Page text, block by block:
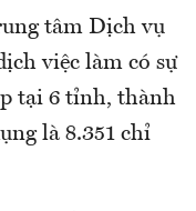
tâm Dịch vụ
việc làm có sự
tại 6 tỉnh, thành
là 8.351 chỉ